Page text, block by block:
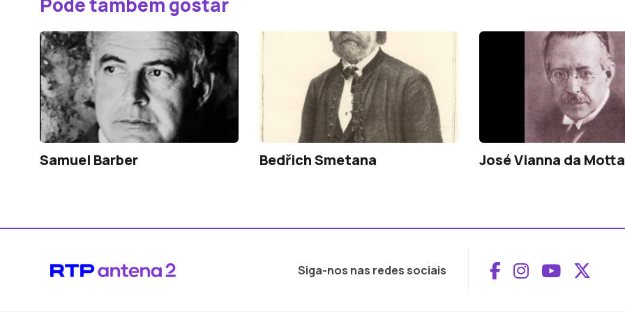
Samuel Barber Bedřich Smetana José Vianna da Motta
Siga-nos nas redes sociais Aceder ao
Aceder ao
Aceder